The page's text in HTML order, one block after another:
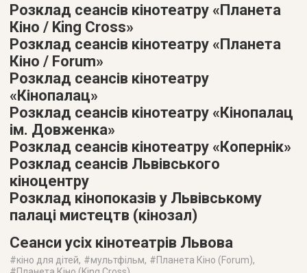
Розклад сеансів кінотеатру «Планета
Кіно / King Cross»
Розклад сеансів кінотеатру «Планета
Кіно / Forum»
Розклад сеансів кінотеатру
«Кінопалац»
Розклад сеансів кінотеатру «Кінопалац
ім. Довженка»
Розклад сеансів кінотеатру «Копернік»
Розклад сеансів Львівського
кіноцентру
Розклад кінопоказів у Львівському
палаці мистецтв (кінозал)
Сеанси усіх кінотеатрів Львова
#кіно для дітей, #мультфільм, #Планета Кіно (Forum),